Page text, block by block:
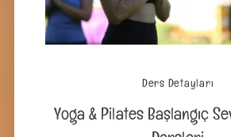
Ders Detayları
Yoga & Pilates Başlangıç